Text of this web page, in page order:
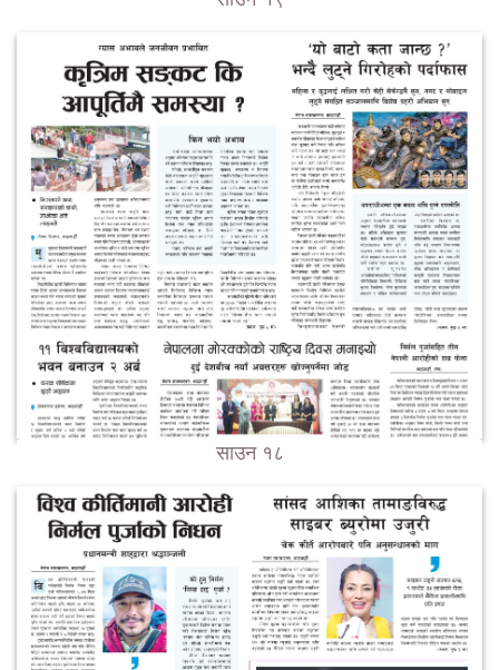
साउन १८